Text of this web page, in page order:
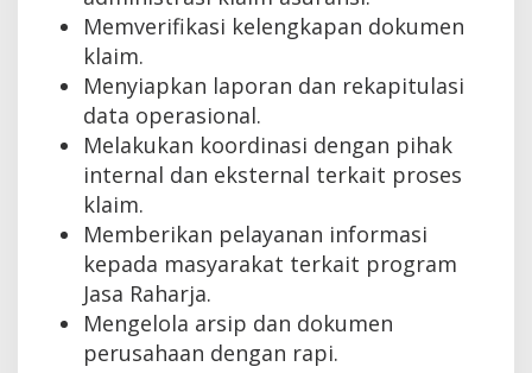
Memverifikasi kelengkapan dokumen
klaim.
Menyiapkan laporan dan rekapitulasi
data operasional.
Melakukan koordinasi dengan pihak
internal dan eksternal terkait proses
klaim.
Memberikan pelayanan informasi
kepada masyarakat terkait program
Jasa Raharja.
Mengelola arsip dan dokumen
perusahaan dengan rapi.